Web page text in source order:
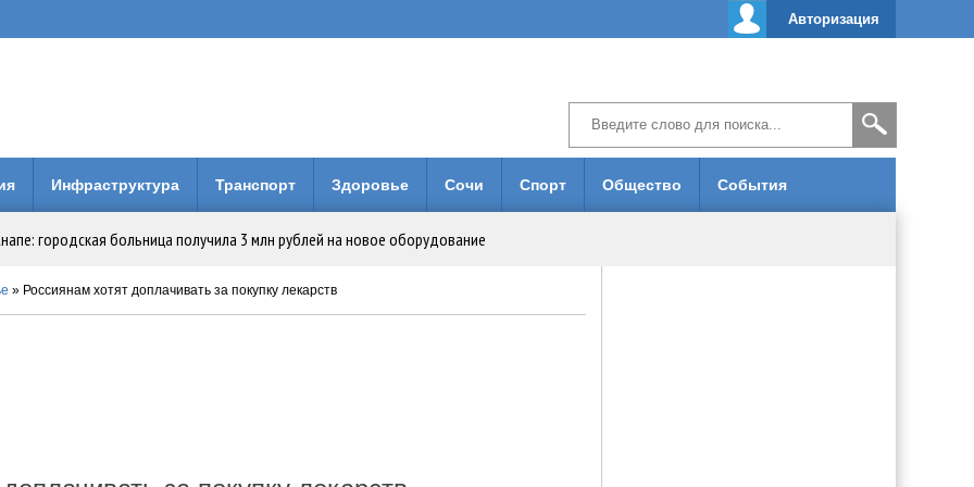
Авторизация
Инфраструктура Транспорт Здоровье Сочи Спорт Общество События
городская больница получила 3 млн рублей на новое оборудование
коллег по Евразийской Академии Телевидения и Радио
в Краснодаре
» Россиянам хотят доплачивать за покупку лекарств